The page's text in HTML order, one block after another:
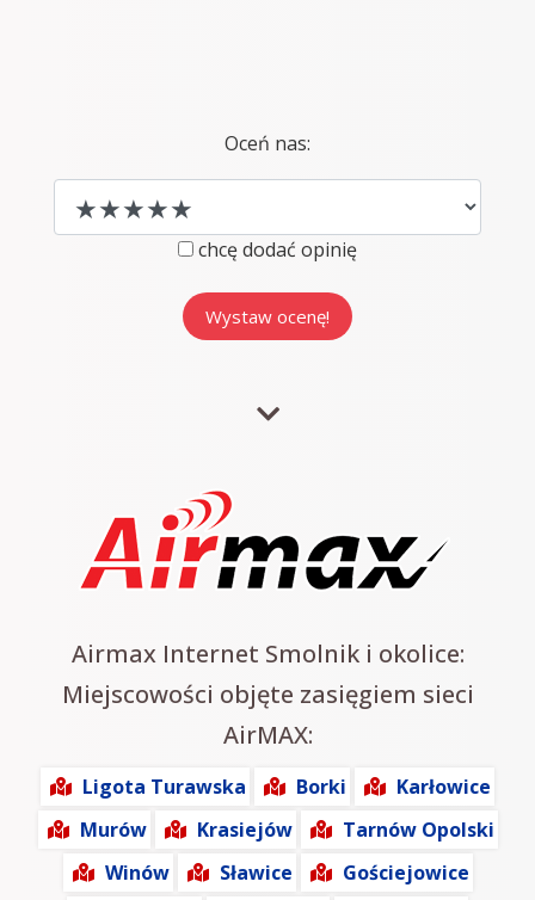
Oceń nas:
chcę dodać opinię
Airmax Internet Smolnik i okolice:
Miejscowości objęte zasięgiem sieci
AirMAX:
Ligota Turawska Borki
Karłowice
Murów
Krasiejów
Tarnów Opolski
Winów
Sławice Gościejowice